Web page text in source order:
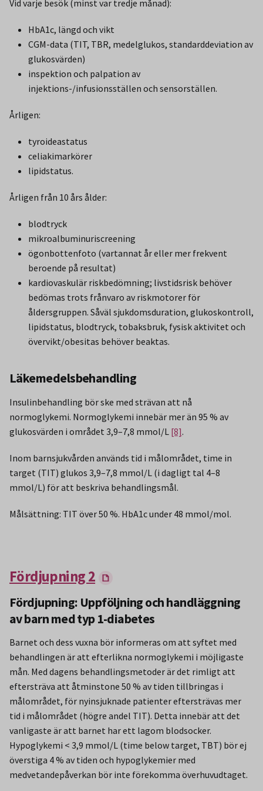
Vid varje besök (minst var tredje månad):
HbA1c, längd och vikt
CGM-data (TIT, TBR, medelglukos, standarddeviation av
glukosvärden)
inspektion och palpation av
injektions-/infusionsställen och sensorställen.
Årligen:
tyroideastatus
celiakimarkörer
lipidstatus.
Årligen från 10 års ålder:
blodtryck
mikroalbuminuriscreening
ögonbottenfoto (vartannat år eller mer frekvent
beroende på resultat)
kardiovaskulär riskbedömning; livstidsrisk behöver
bedömas trots frånvaro av riskmotorer för
åldersgruppen. Såväl sjukdomsduration, glukoskontroll,
lipidstatus, blodtryck, tobaksbruk, fysisk aktivitet och
övervikt/obesitas behöver beaktas.
Läkemedelsbehandling
Insulinbehandling bör ske med strävan att nå
normoglykemi. Normoglykemi innebär mer än 95 % av
glukosvärden i området 3,9–7,8 mmol/L [8].
Inom barnsjukvården används tid i målområdet, time in
target (TIT) glukos 3,9–7,8 mmol/L (i dagligt tal 4–8
mmol/L) för att beskriva behandlingsmål.
Målsättning: TIT över 50 %. HbA1c under 48 mmol/mol.
Fördjupning 2
Fördjupning: Uppföljning och handläggning
av barn med typ 1-diabetes
Barnet och dess vuxna bör informeras om att syftet med
behandlingen är att efterlikna normoglykemi i möjligaste
mån. Med dagens behandlingsmetoder är det rimligt att
eftersträva att åtminstone 50 % av tiden tillbringas i
målområdet, för nyinsjuknade patienter eftersträvas mer
tid i målområdet (högre andel TIT). Detta innebär att det
vanligaste är att barnet har ett lagom blodsocker.
Hypoglykemi < 3,9 mmol/L (time below target, TBT) bör ej
överstiga 4 % av tiden och hypoglykemier med
medvetandepåverkan bör inte förekomma överhuvudtaget.